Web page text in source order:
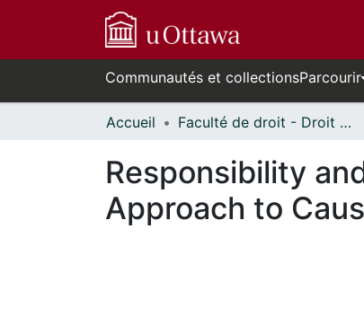
Communautés et collectionsParcourir
Accueil Faculté de droit - Droit civil // Faculty of Law - Civil Law
Responsibility
Approach to